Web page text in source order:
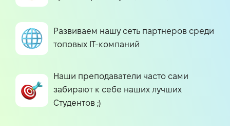
Развиваем нашу сеть партнеров среди
топовых IT-компаний
Наши преподаватели часто сами
забирают к себе наших лучших
Студентов ;)